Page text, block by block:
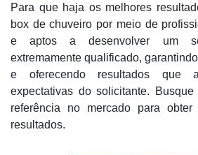
Para que haja os melhores
box de chuveiro por meio de
e aptos a desenvolver um
extremamente qualificado,
e oferecendo resultados que
expectativas do solicitante.
referência no mercado para
resultados.